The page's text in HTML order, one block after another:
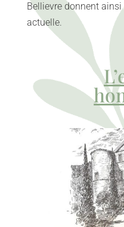
Bellievre donnent
actuelle.